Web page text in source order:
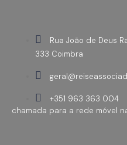
Rua João de Deus
333 Coimbra
+351 963 363 004
chamada para a rede móvel